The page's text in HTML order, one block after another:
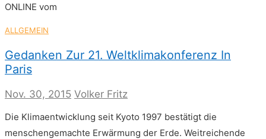
ONLINE vom
ALLGEMEIN
Gedanken Zur 21. Weltklimakonferenz In
Paris
Nov. 30, 2015 Volker Fritz
Die Klimaentwicklung seit Kyoto 1997 bestätigt die
menschengemachte Erwärmung der Erde. Weitreichende